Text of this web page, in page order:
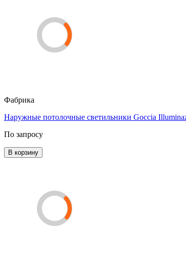
Фабрика
Наружные потолочные светильники Goccia
По запросу
В корзину